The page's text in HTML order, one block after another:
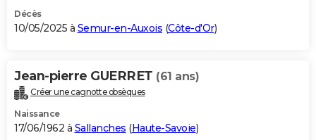
Décès
10/05/2025 à Semur-en-Auxois (Côte-d'Or)
Jean-pierre GUERRET (61 ans)
Créer une cagnotte obsèques
Naissance
17/06/1962 à Sallanches (Haute-Savoie)